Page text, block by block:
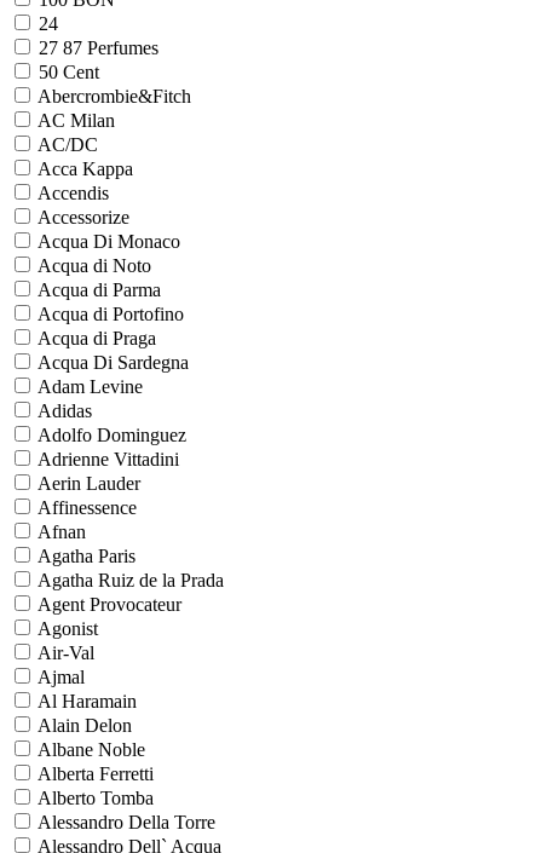
24
27 87 Perfumes
50 Cent
Abercrombie&Fitch
AC Milan
AC/DC
Acca Kappa
Accendis
Accessorize
Acqua Di Monaco
Acqua di Noto
Acqua di Parma
Acqua di Portofino
Acqua di Praga
Acqua Di Sardegna
Adam Levine
Adidas
Adolfo Dominguez
Adrienne Vittadini
Aerin Lauder
Affinessence
Afnan
Agatha Paris
Agatha Ruiz de la Prada
Agent Provocateur
Agonist
Air-Val
Ajmal
Al Haramain
Alain Delon
Albane Noble
Alberta Ferretti
Alberto Tomba
Alessandro Della Torre
Alessandro Dell` Acqua